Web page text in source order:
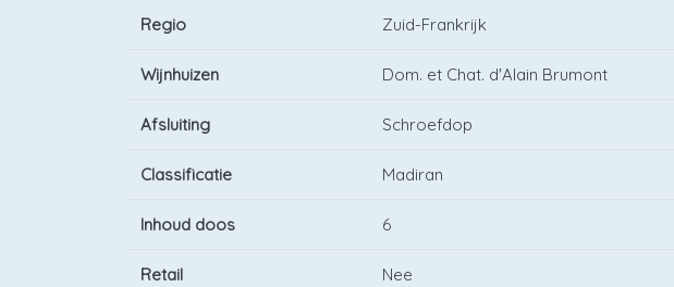
Regio Zuid-Frankrijk
Wijnhuizen Dom. et Chat. d'Alain Brumont
Afsluiting Schroefdop
Classificatie Madiran
Inhoud doos 6
Retail Nee